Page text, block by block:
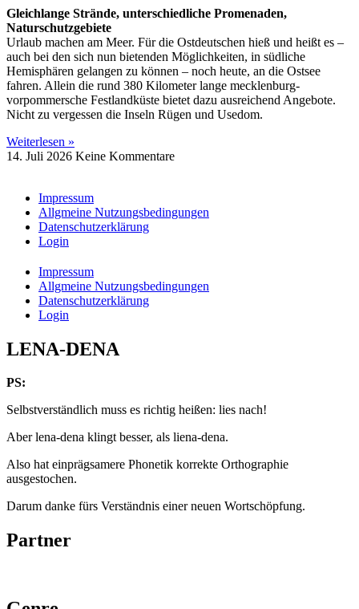
Gleichlange Strände, unterschiedliche Promenaden,
Naturschutzgebiete
Urlaub machen am Meer. Für die Ostdeutschen hieß und heißt es –
auch bei den sich nun bietenden Möglichkeiten, in südliche
Hemisphären gelangen zu können – noch heute, an die Ostsee
fahren. Allein die rund 380 Kilometer lange mecklenburg-
vorpommersche Festlandküste bietet dazu ausreichend Angebote.
Nicht zu vergessen die Inseln Rügen und Usedom.
Weiterlesen »
14. Juli 2026 Keine Kommentare
Impressum
Allgmeine Nutzungsbedingungen
Datenschutzerklärung
Login
Impressum
Allgmeine Nutzungsbedingungen
Datenschutzerklärung
Login
LENA-DENA
PS:
Selbstverständlich muss es richtig heißen: lies nach!
Aber lena-dena klingt besser, als liena-dena.
Also hat einprägsamere Phonetik korrekte Orthographie
ausgestochen.
Darum danke fürs Verständnis einer neuen Wortschöpfung.
Partner